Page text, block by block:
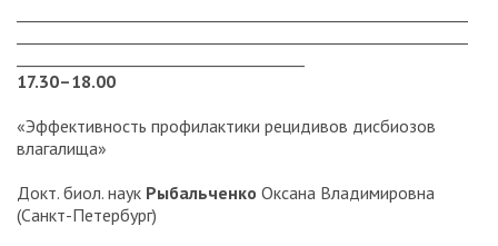
17.30–18.00
«Эффективность профилактики рецидивов дисбиозов
влагалища»
Докт. биол. наук Рыбальченко Оксана Владимировна
(Санкт-Петербург)